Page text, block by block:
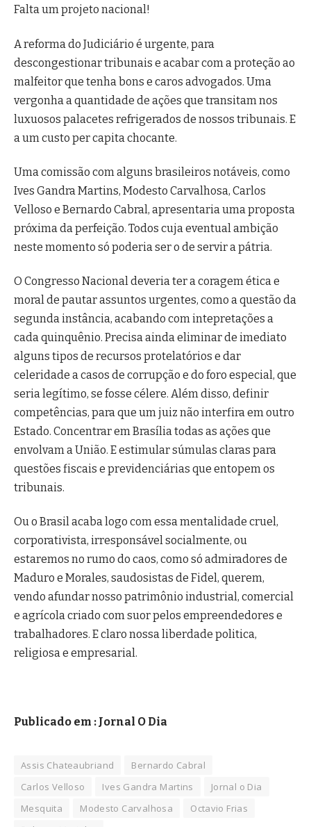
Falta um projeto nacional!
A reforma do Judiciário é urgente, para
descongestionar tribunais e acabar com a proteção ao
malfeitor que tenha bons e caros advogados. Uma
vergonha a quantidade de ações que transitam nos
luxuosos palacetes refrigerados de nossos tribunais. E
a um custo per capita chocante.
Uma comissão com alguns brasileiros notáveis, como
Ives Gandra Martins, Modesto Carvalhosa, Carlos
Velloso e Bernardo Cabral, apresentaria uma proposta
próxima da perfeição. Todos cuja eventual ambição
neste momento só poderia ser o de servir a pátria.
O Congresso Nacional deveria ter a coragem ética e
moral de pautar assuntos urgentes, como a questão da
segunda instância, acabando com intepretações a
cada quinquênio. Precisa ainda eliminar de imediato
alguns tipos de recursos protelatórios e dar
celeridade a casos de corrupção e do foro especial, que
seria legítimo, se fosse célere. Além disso, definir
competências, para que um juiz não interfira em outro
Estado. Concentrar em Brasília todas as ações que
envolvam a União. E estimular súmulas claras para
questões fiscais e previdenciárias que entopem os
tribunais.
Ou o Brasil acaba logo com essa mentalidade cruel,
corporativista, irresponsável socialmente, ou
estaremos no rumo do caos, como só admiradores de
Maduro e Morales, saudosistas de Fidel, querem,
vendo afundar nosso patrimônio industrial, comercial
e agrícola criado com suor pelos empreendedores e
trabalhadores. E claro nossa liberdade politica,
religiosa e empresarial.
Publicado em : Jornal O Dia
Assis Chateaubriand
Bernardo Cabral
Carlos Velloso
Ives Gandra Martins
Jornal o Dia
Mesquita
Modesto Carvalhosa
Octavio Frias